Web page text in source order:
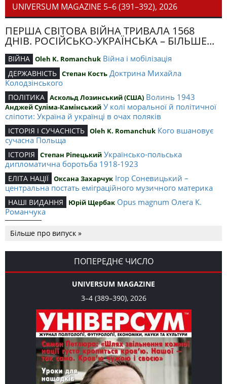
UNIVERSUM MAGAZINE 5–6 (391–392), 2026
ПЕРША СВІТОВА ВІЙНА ТРИВАЛА 1568
ДНІВ. РОСІЙСЬКО-УКРАЇНСЬКА – БІЛЬШЕ...
ВІЙНА Oleh K. Romanchuk Війна і мобілізація
ДЕРЖАВНІСТЬ Степан Кость Доктрина Михайла
Колодзінського
ПОЛІТИКА Аскольд Лозинський (США) Волинь 1943
Анджей Суліма-Камінський У колі моральної й політичної
сліпоти: Україна й українці в очах поляків
ІСТОРІЯ І СУЧАСНІСТЬ Oleh K. Romanchuk Кого вшановує
сучасна Польща
ІСТОРІЯ Степан Ріпецький Українсько-польська
дипломатична боротьба 1918-1923
ЕЛІТА НАЦІЇ Оксана Захарчук Ігор Соневицький –
центральна постать еміграційного музичного материка
НАШІ ВИДАННЯ Юрій Щербак Opus magnum Олега К.
Романчука
Романчука
Editorial Oleh K. Romanchuk Журавель і синиця як
уособлення української політстратегії й тактики
Більше про випуск »
ПОПЕРЕДНЄ ЧИСЛО
UNIVERSUM MAGAZINE
3–4 (389–390), 2026